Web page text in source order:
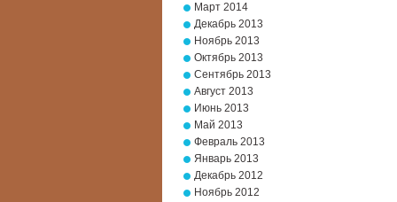
Март 2014
Декабрь 2013
Ноябрь 2013
Октябрь 2013
Сентябрь 2013
Август 2013
Июнь 2013
Май 2013
Февраль 2013
Январь 2013
Декабрь 2012
Ноябрь 2012